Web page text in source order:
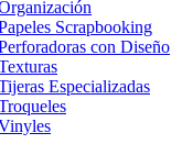
Scrapbooking
con Diseño
Especializadas